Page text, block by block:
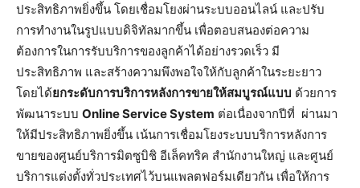
ประสิทธิภาพยิ่งขึ้น โดยเชื่อมโยงผ่านระบบออนไลน์ และปรับ
การทำงานในรูปแบบดิจิทัลมากขึ้น เพื่อตอบสนองต่อความ
ต้องการในการรับบริการของลูกค้าได้อย่างรวดเร็ว มี
ประสิทธิภาพ และสร้างความพึงพอใจให้กับลูกค้าในระยะยาว
โดยได้ยกระดับการบริการหลังการขายให้สมบูรณ์แบบ ด้วยการ
พัฒนาระบบ Online Service System ต่อเนื่องจากปีที่ ผ่านมา
ให้มีประสิทธิภาพยิ่งขึ้น เน้นการเชื่อมโยงระบบบริการหลังการ
ขายของศูนย์บริการมิตซูบิชิ อีเล็คทริค สำนักงานใหญ่ และศูนย์
บริการแต่งตั้งทั่วประเทศไว้บนแพลตฟอร์มเดียวกัน เพื่อให้การ